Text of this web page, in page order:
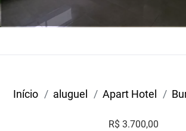
Início aluguel Apart Hotel
R$ 3.700,00